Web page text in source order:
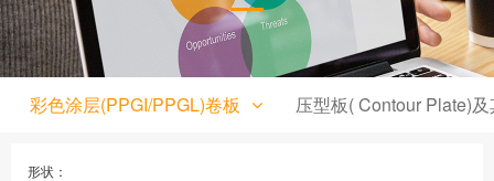
产品目录
服务&解决方案
彩色涂层(PPGI/PPGL)卷板 压型板( Contour Plate)
形状：